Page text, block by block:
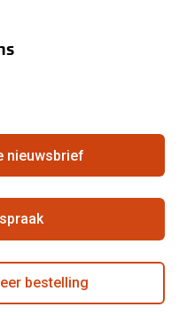
nieuwsbrief
bestelling